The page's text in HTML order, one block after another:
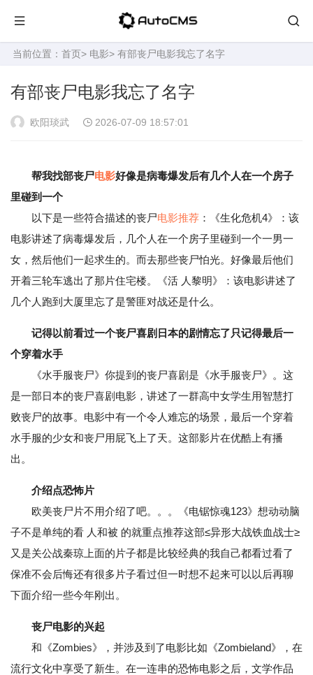
当前位置： 首页> 电影> 有部丧尸电影我忘了名字
有部丧尸电影我忘了名字
欧阳琰武 2026-07-09 18:57:01
帮我找部丧尸电影好像是病毒爆发后有几个人在一个房子
里碰到一个
以下是一些符合描述的丧尸电影推荐 ：《生化危机4》：该
电影讲述了病毒爆发后，几个人在一个房子里碰到一个一男一
女，然后他们一起求生的。而去那些丧尸怕光。好像最后他们
开着三轮车逃出了那片住宅楼。《活 人黎明》：该电影讲述了
几个人跑到大厦里忘了是警匪对战还是什么。
记得以前看过一个丧尸喜剧日本的剧情忘了只记得最后一
个穿着水手
《水手服丧尸》你提到的丧尸喜剧是《水手服丧尸》。这
是一部日本的丧尸喜剧电影，讲述了一群高中女学生用智慧打
败丧尸的故事。电影中有一个令人难忘的场景，最后一个穿着
水手服的少女和丧尸用屁飞上了天。这部影片在优酷上有播
出。
介绍点恐怖片
欧美丧尸片不用介绍了吧。。。《电锯惊魂123》想动动脑
子不是单纯的看 人和被 的就重点推荐这部≤异形大战铁血战士≥
又是关公战秦琼上面的片子都是比较经典的我自己都看过看了
保准不会后悔还有很多片子看过但一时想不起来可以以后再聊
下面介绍一些今年刚出。
丧尸电影的兴起
和《Zombies》，并涉及到了电影比如《Zombieland》，在
流行文化中享受了新生。在一连串的恐怖电影之后，文学作品